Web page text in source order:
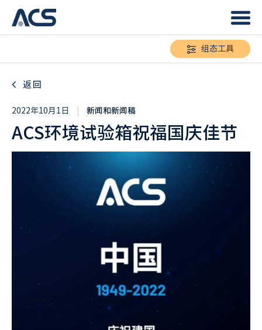
组态工具
返回
2022年10月1日 新闻和新闻稿
ACS环境试验箱祝福国庆佳节